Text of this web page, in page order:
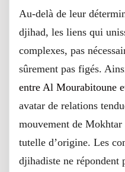
Au-delà de leur
djihad, les liens qui
complexes, pas
sûrement pas figés.
entre Al Mourabitoune
avatar de relations
mouvement de
tutelle d’origine. Les
djihadiste ne répondent